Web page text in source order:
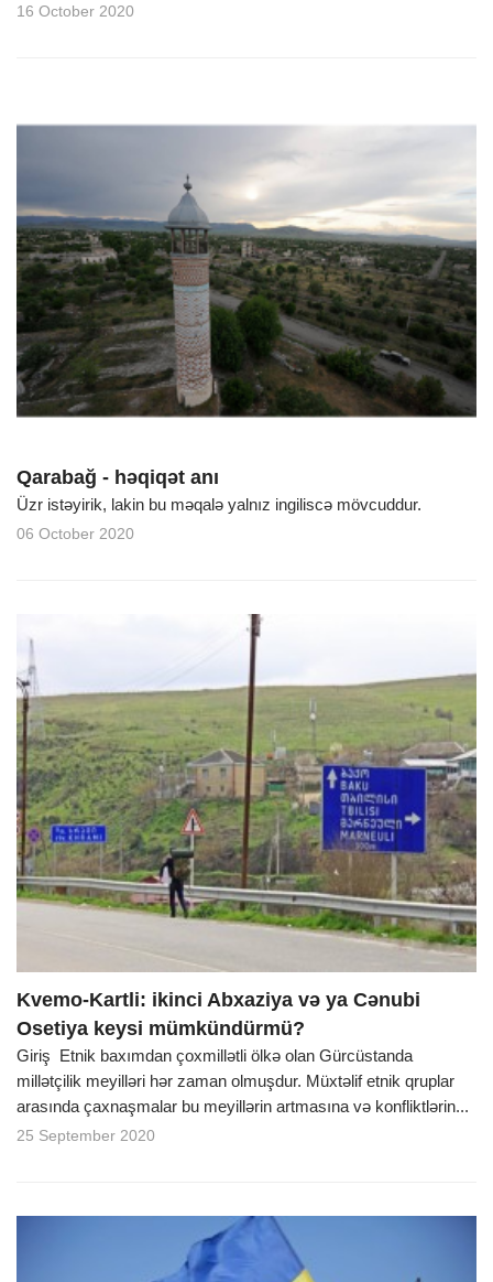
16 October 2020
Qarabağ - həqiqət anı
Üzr istəyirik, lakin bu məqalə yalnız ingiliscə mövcuddur.
06 October 2020
Kvemo-Kartli: ikinci Abxaziya və ya Cənubi
Osetiya keysi mümkündürmü?
Giriş Etnik baxımdan çoxmillətli ölkə olan Gürcüstanda
millətçilik meyilləri hər zaman olmuşdur. Müxtəlif etnik qruplar
arasında çaxnaşmalar bu meyillərin artmasına və konfliktlərin...
25 September 2020